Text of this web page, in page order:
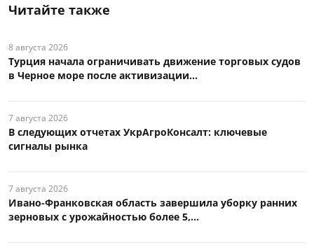
Читайте также
8 августа 2026
Турция начала ограничивать движение торговых судов
в Черное море после активизации...
7 августа 2026
В следующих отчетах УкрАгроКонсалт: ключевые
сигналы рынка
7 августа 2026
Ивано-Франковская область завершила уборку ранних
зерновых с урожайностью более 5,...